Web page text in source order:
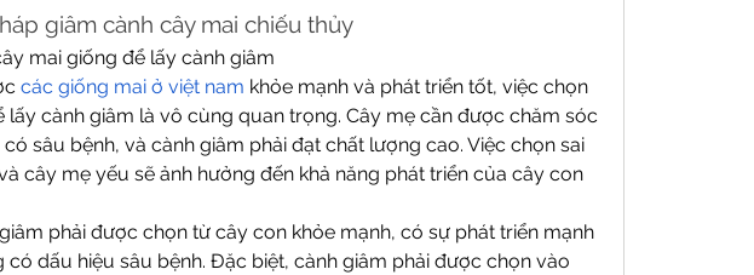
giâm cành cây mai chiếu thủy
mai giống để lấy cành giâm
các giống mai ở việt nam khỏe mạnh và phát triển tốt, việc chọn
lấy cành giâm là vô cùng quan trọng. Cây mẹ cần được chăm sóc
sâu bệnh, và cành giâm phải đạt chất lượng cao. Việc chọn sai
cây mẹ yếu sẽ ảnh hưởng đến khả năng phát triển của cây con
phải được chọn từ cây con khỏe mạnh, có sự phát triển mạnh
có dấu hiệu sâu bệnh. Đặc biệt, cành giâm phải được chọn vào